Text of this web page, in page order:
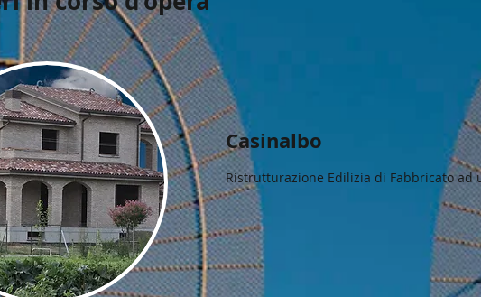
Casinalbo
Ristrutturazione Edilizia di Fabbricato ad